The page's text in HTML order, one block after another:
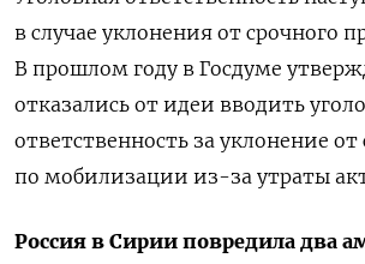
в случае уклонения от срочного
В прошлом году в Госдуме
отказались от идеи вводить
ответственность за уклонение
по мобилизации из-за утраты
Россия в Сирии повредила два